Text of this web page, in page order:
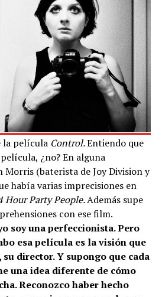
la película Control.Entiendo que
¿no? En alguna
(baterista de Joy Division y
había varias imprecisiones en
Hour Party People.Además supe
con ese film.
soy una perfeccionista. Pero
esa película es la visión que
director. Y supongo que cada
una idea diferente de cómo
Reconozco haber hecho